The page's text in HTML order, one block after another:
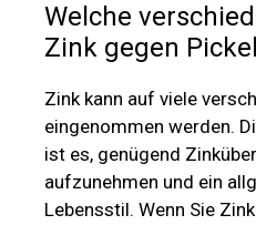
Welche
Zink gegen
Zink kann auf viele
eingenommen werden.
ist es, genügend
aufzunehmen und ein
Lebensstil. Wenn Sie